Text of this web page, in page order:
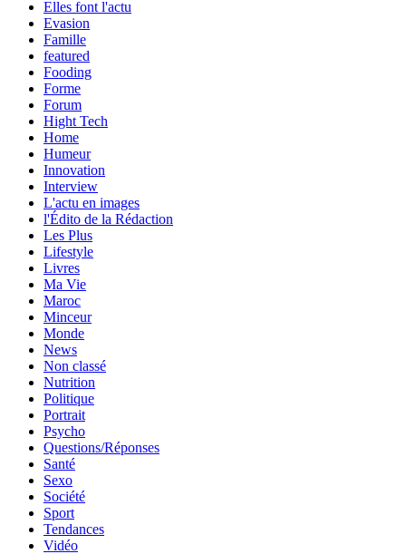
Elles font l'actu
Evasion
Famille
featured
Fooding
Forme
Forum
Hight Tech
Home
Humeur
Innovation
Interview
L'actu en images
l'Édito de la Rédaction
Les Plus
Lifestyle
Livres
Ma Vie
Maroc
Minceur
Monde
News
Non classé
Nutrition
Politique
Portrait
Psycho
Questions/Réponses
Santé
Sexo
Société
Sport
Tendances
Vidéo